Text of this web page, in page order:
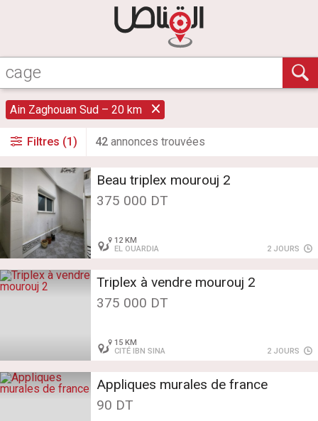
Ain Zaghouan Sud – 20 km
Filtres (1) 42 annonces trouvées
Beau triplex mourouj 2
375 000 DT
12 KM
EL OUARDIA
2 JOURS
Triplex à vendre mourouj 2
375 000 DT
15 KM
CITÉ IBN SINA
2 JOURS
Appliques murales de france
90 DT